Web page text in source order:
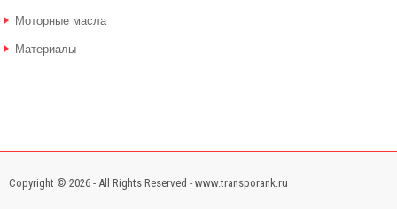
Моторные масла
Материалы
Copyright © 2026 - All Rights Reserved - www.transporank.ru